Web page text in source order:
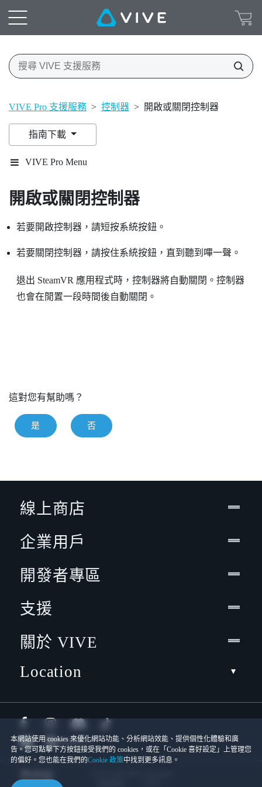
VIVE Pro 支援服務 > 控制器 > 開啟或關閉控制器
指南下載
VIVE Pro Menu
開啟或關閉控制器
若要開啟控制器，請短按系統按鈕。
若要關閉控制器，請按住系統按鈕，直到聽到嗶一聲。
退出 SteamVR 應用程式時，控制器將自動關閉。控制器
也會在閒置一段時間後自動關閉。
這對您有幫助嗎？
是 否
本網站使用 cookies 來優化網站功能、分析網站效能、提供個性化體驗和廣
告。您可點擊下方按鈕接受我們的 cookies，或在「Cookie 喜好設定」上管理您
的偏好。您也能在我們的Cookie 政策中找到更多訊息。
線上商店
企業用戶
開發者專區
支援
關於 VIVE
Location